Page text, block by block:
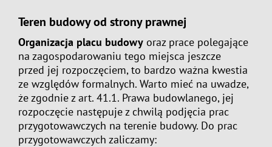
Teren budowy od strony prawnej
Organizacja placu budowy oraz prace polegające
na zagospodarowaniu tego miejsca jeszcze
przed jej rozpoczęciem, to bardzo ważna kwestia
ze względów formalnych. Warto mieć na uwadze,
że zgodnie z art. 41.1. Prawa budowlanego, jej
rozpoczęcie następuje z chwilą podjęcia prac
przygotowawczych na terenie budowy. Do prac
przygotowawczych zaliczamy: